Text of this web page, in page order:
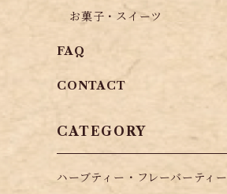
お菓子・スイーツ
FAQ
CONTACT
CATEGORY
ハーブティー・フレーバーティー